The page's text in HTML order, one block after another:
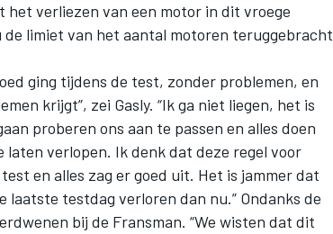
het verliezen van een motor in dit vroege
limiet van het aantal motoren teruggebracht
ging tijdens de test, zonder problemen, en
krijgt”, zei Gasly. “Ik ga niet liegen, het is
proberen ons aan te passen en alles doen
laten verlopen. Ik denk dat deze regel voor
en alles zag er goed uit. Het is jammer dat
laatste testdag verloren dan nu.” Ondanks de
bij de Fransman. “We wisten dat dit